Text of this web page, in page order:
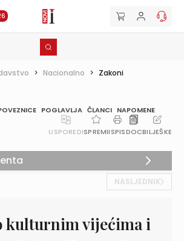
> Nacionalno > Zakoni
POGLAVLJA ČLANCI NAPOMENE
USPOREDISPREMIISPISDOCBILJEŠKE
NASLJEDNIK
kulturnim vijećima i